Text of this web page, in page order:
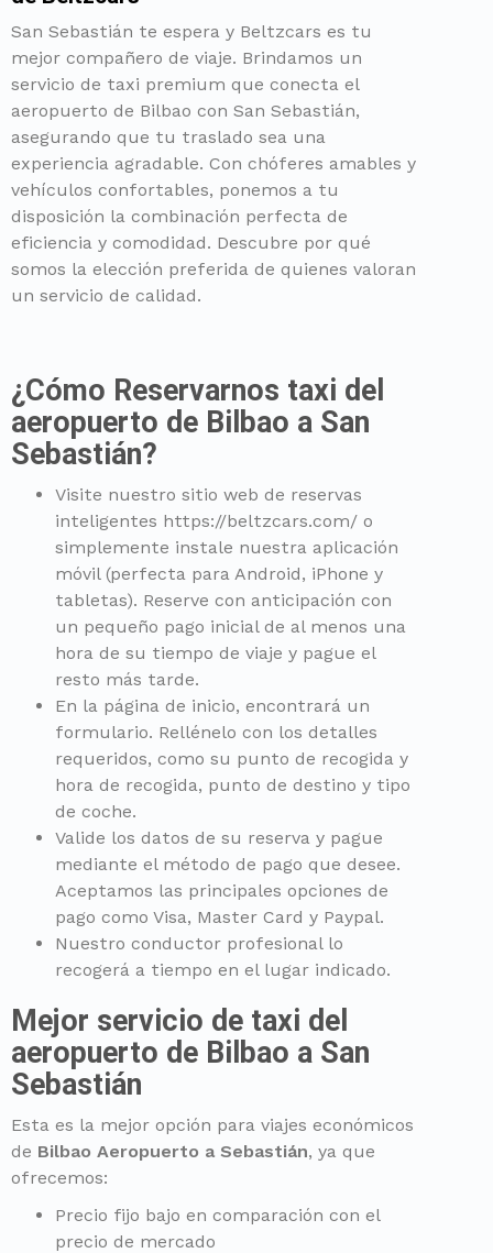
San Sebastián te espera y Beltzcars es tu
mejor compañero de viaje. Brindamos un
servicio de taxi premium que conecta el
aeropuerto de Bilbao con San Sebastián,
asegurando que tu traslado sea una
experiencia agradable. Con chóferes amables y
vehículos confortables, ponemos a tu
disposición la combinación perfecta de
eficiencia y comodidad. Descubre por qué
somos la elección preferida de quienes valoran
¿Cómo Reservarnos taxi del
aeropuerto de Bilbao a San
Sebastián?
Visite nuestro sitio web de reservas
inteligentes https://beltzcars.com/ o
simplemente instale nuestra aplicación
móvil (perfecta para Android, iPhone y
tabletas). Reserve con anticipación con
un pequeño pago inicial de al menos una
hora de su tiempo de viaje y pague el
resto más tarde.
En la página de inicio, encontrará un
formulario. Rellénelo con los detalles
requeridos, como su punto de recogida y
hora de recogida, punto de destino y tipo
de coche.
Valide los datos de su reserva y pague
mediante el método de pago que desee.
Aceptamos las principales opciones de
pago como Visa, Master Card y Paypal.
Nuestro conductor profesional lo
recogerá a tiempo en el lugar indicado.
Mejor servicio de taxi del
aeropuerto de Bilbao a San
Sebastián
Esta es la mejor opción para viajes económicos
de Bilbao Aeropuerto a Sebastián, ya que
ofrecemos:
Precio fijo bajo en comparación con el
precio de mercado